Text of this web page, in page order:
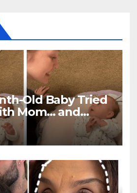
Old Baby Tried
Mom… and
of Hearts